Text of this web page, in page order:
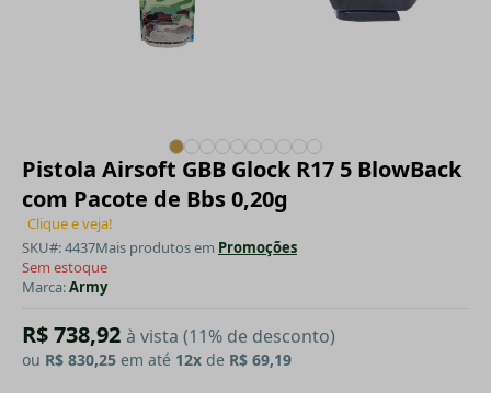
Pistola Airsoft GBB Glock R17 5 BlowBack
com Pacote de Bbs 0,20g
Clique e veja!
SKU#: 4437Mais produtos em Promoções
Sem estoque
Marca:Army
R$ 738,92 à vista (11% de desconto)
ou R$ 830,25 em até 12x de R$ 69,19